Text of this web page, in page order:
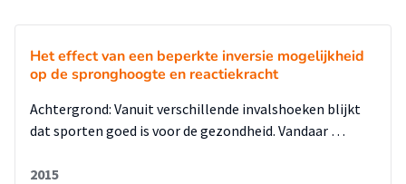
Het effect van een beperkte inversie mogelijkheid
op de spronghoogte en reactiekracht
Achtergrond: Vanuit verschillende invalshoeken blijkt
dat sporten goed is voor de gezondheid. Vandaar …
2015